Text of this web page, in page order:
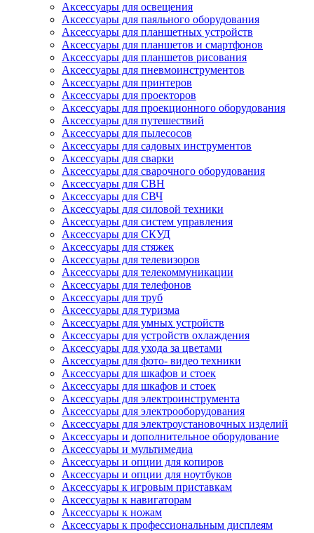
Аксессуары для освещения
Аксессуары для паяльного оборудования
Аксессуары для планшетных устройств
Аксессуары для планшетов и смартфонов
Аксессуары для планшетов рисования
Аксессуары для пневмоинструментов
Аксессуары для принтеров
Аксессуары для проекторов
Аксессуары для проекционного оборудования
Аксессуары для путешествий
Аксессуары для пылесосов
Аксессуары для садовых инструментов
Аксессуары для сварки
Аксессуары для сварочного оборудования
Аксессуары для СВН
Аксессуары для СВЧ
Аксессуары для силовой техники
Аксессуары для систем управления
Аксессуары для СКУД
Аксессуары для стяжек
Аксессуары для телевизоров
Аксессуары для телекоммуникации
Аксессуары для телефонов
Аксессуары для труб
Аксессуары для туризма
Аксессуары для умных устройств
Аксессуары для устройств охлаждения
Аксессуары для ухода за цветами
Аксессуары для фото- видео техники
Аксессуары для шкафов и стоек
Аксессуары для шкафов и стоек
Аксессуары для электроинструмента
Аксессуары для электрооборудования
Аксессуары для электроустановочных изделий
Аксессуары и дополнительное оборудование
Аксессуары и мультимедиа
Аксессуары и опции для копиров
Аксессуары и опции для ноутбуков
Аксессуары к игровым приставкам
Аксессуары к навигаторам
Аксессуары к ножам
Аксессуары к профессиональным дисплеям